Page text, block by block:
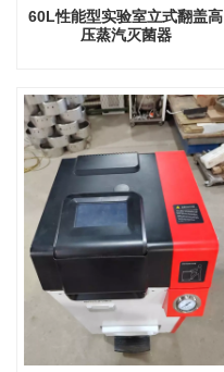
60L性能型实验室立式翻盖高
压蒸汽灭菌器